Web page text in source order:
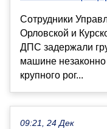
Сотрудники
Орловской и
ДПС задержали
машине
крупного рог...
09:21, 24 Дек